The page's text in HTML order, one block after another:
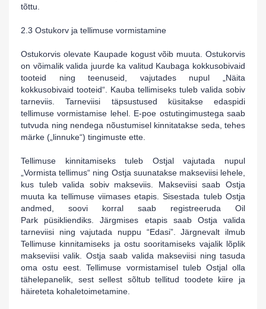
tõttu.
2.3 Ostukorv ja tellimuse vormistamine
Ostukorvis olevate Kaupade kogust võib muuta. Ostukorvis
on võimalik valida juurde ka valitud Kaubaga kokkusobivaid
tooteid ning teenuseid, vajutades nupul „Näita
kokkusobivaid tooteid“. Kauba tellimiseks tuleb valida sobiv
tarneviis. Tarneviisi täpsustused küsitakse edaspidi
tellimuse vormistamise lehel. E-poe ostutingimustega saab
tutvuda ning nendega nõustumisel kinnitatakse seda, tehes
märke („linnuke“) tingimuste ette.
Tellimuse kinnitamiseks tuleb Ostjal vajutada nupul
„Vormista tellimus“ ning Ostja suunatakse makseviisi lehele,
kus tuleb valida sobiv makseviis. Makseviisi saab Ostja
muuta ka tellimuse viimases etapis. Sisestada tuleb Ostja
andmed, soovi korral saab registreeruda Oil
Park püsikliendiks. Järgmises etapis saab Ostja valida
tarneviisi ning vajutada nuppu “Edasi”. Järgnevalt ilmub
Tellimuse kinnitamiseks ja ostu sooritamiseks vajalik lõplik
makseviisi valik. Ostja saab valida makseviisi ning tasuda
oma ostu eest. Tellimuse vormistamisel tuleb Ostjal olla
tähelepanelik, sest sellest sõltub tellitud toodete kiire ja
häireteta kohaletoimetamine.